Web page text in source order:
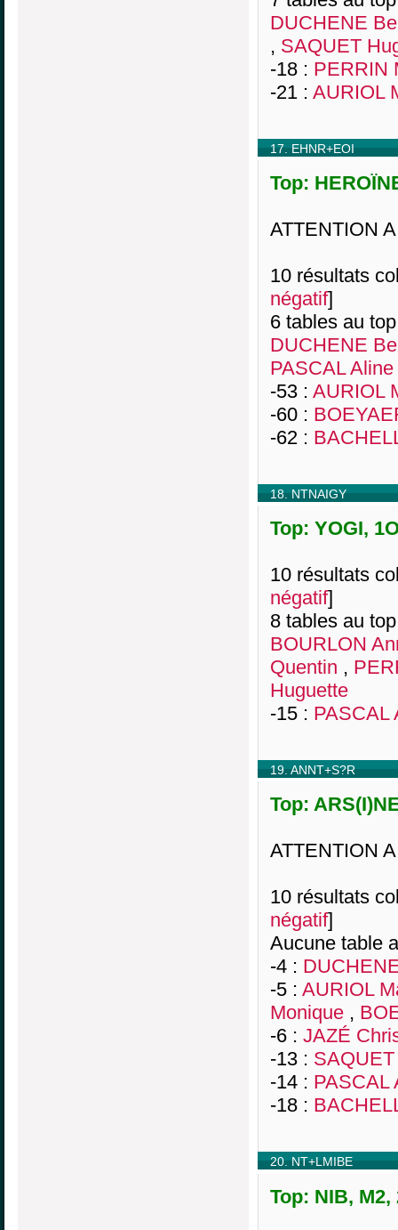
DUCHENE
, SAQUET
-18 : PERRIN
-21 : AURIOL
17. EHNR+EOI
Top:
ATTENTION
10 résultats
négatif]
6 tables au
DUCHENE
PASCAL Aline
-53 : AURIOL
-60 :
-62 :
18. NTNAIGY
Top: YOGI,
10 résultats
négatif]
8 tables au
BOURLON
Quentin ,
Huguette
-15 : PASCAL
19. ANNT+S?R
Top:
ATTENTION
10 résultats
négatif]
Aucune table
-4 :
-5 : AURIOL
Monique ,
-6 : JAZÉ
-13 :
-14 : PASCAL
-18 :
20. NT+LMIBE
Top: NIB,